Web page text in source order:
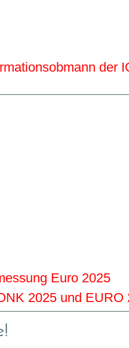
der
Euro 2025
2025 und EURO